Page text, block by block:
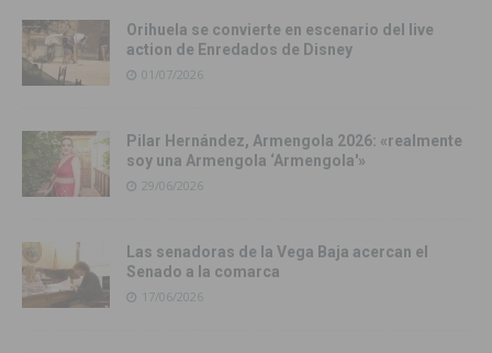
Orihuela se convierte en escenario del live
action de Enredados de Disney
01/07/2026
Pilar Hernández, Armengola 2026: «realmente
soy una Armengola ‘Armengola'»
29/06/2026
Las senadoras de la Vega Baja acercan el
Senado a la comarca
17/06/2026